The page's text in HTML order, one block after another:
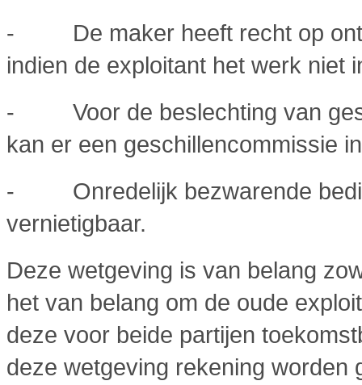
- De maker heeft recht op
indien de exploitant het werk niet
- Voor de beslechting van
kan er een geschillencommissie
- Onredelijk bezwarende
vernietigbaar.
Deze wetgeving is van belang
het van belang om de oude
deze voor beide partijen
deze wetgeving rekening worden